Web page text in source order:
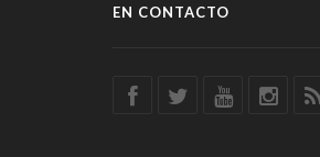
EN CONTACTO